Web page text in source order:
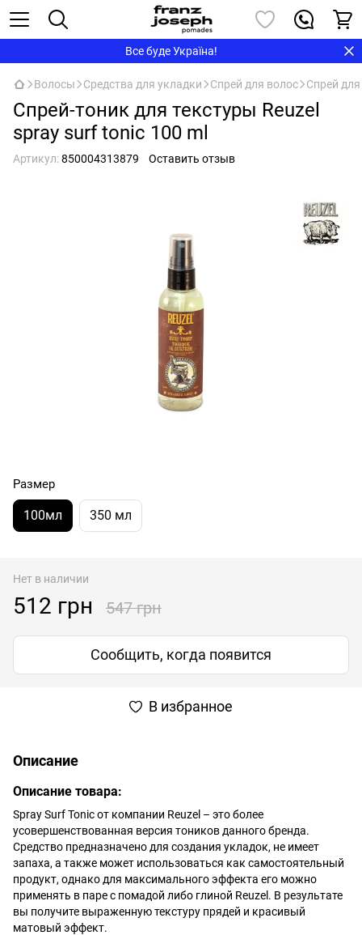
Все буде Україна!
Волосы Средства для укладки Спрей для волос Спрей
Спрей-тоник для текстуры Reuzel
spray surf tonic 100 ml
Артикул:850004313879 Оставить отзыв
Размер
100мл 350 мл
Нет в наличии
512 грн 547 грн
Сообщить, когда появится
В избранное
Описание
Описание товара:
Spray Surf Tonic от компании Reuzel – это более
усовершенствованная версия тоников данного бренда.
Средство предназначено для создания укладок, не имеет
запаха, а также может использоваться как самостоятельный
продукт, однако для максимального эффекта его можно
применять в паре с помадой либо глиной Reuzel. В результате
вы получите выраженную текстуру прядей и красивый
матовый эффект.